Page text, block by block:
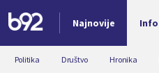
Najnovije Info
Nova vest
Politika Društvo Hronika